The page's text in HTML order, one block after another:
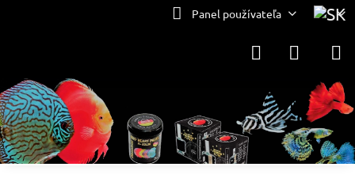
Panel používateľa